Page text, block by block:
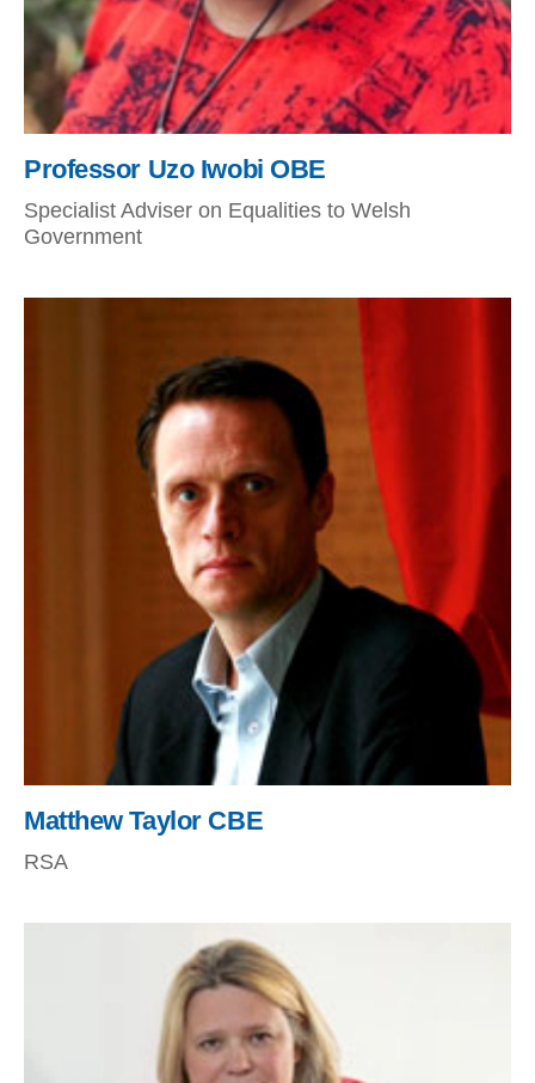
Professor Uzo Iwobi OBE
Specialist Adviser on Equalities to Welsh
Government
Matthew Taylor CBE
RSA